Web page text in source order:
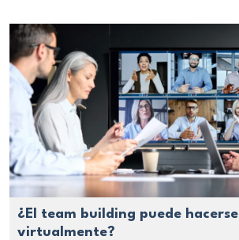
¿El team building puede hacerse
virtualmente?